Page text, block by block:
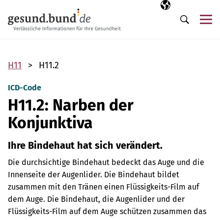
Ausgewählte
DE
Suche
H11 H11.2
ICD-Code
H11.2: Narben der
Konjunktiva
Ihre Bindehaut hat sich verändert.
Die durchsichtige Bindehaut bedeckt das Auge und die
Innenseite der Augenlider. Die Bindehaut bildet
zusammen mit den Tränen einen Flüssigkeits-Film auf
dem Auge. Die Bindehaut, die Augenlider und der
Flüssigkeits-Film auf dem Auge schützen zusammen das